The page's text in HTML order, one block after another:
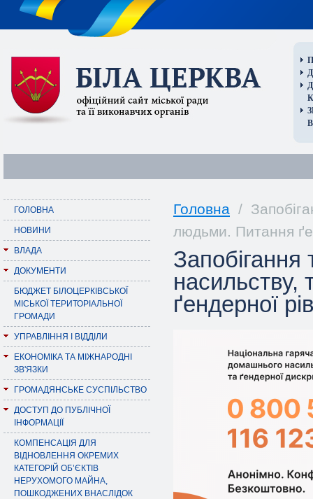
ГОЛОВНА
НОВИНИ
ВЛАДА
ДОКУМЕНТИ
БЮДЖЕТ БІЛОЦЕРКІВСЬКОЇ
МІСЬКОЇ ТЕРИТОРІАЛЬНОЇ
ГРОМАДИ
УПРАВЛІННЯ І ВІДДІЛИ
ЕКОНОМІКА ТА МІЖНАРОДНІ
ЗВ'ЯЗКИ
ГРОМАДЯНСЬКЕ СУСПІЛЬСТВО
ДОСТУП ДО ПУБЛІЧНОЇ
ІНФОРМАЦІЇ
КОМПЕНСАЦІЯ ДЛЯ
ВІДНОВЛЕННЯ ОКРЕМИХ
КАТЕГОРІЙ ОБ’ЄКТІВ
НЕРУХОМОГО МАЙНА,
ПОШКОДЖЕНИХ ВНАСЛІДОК
Головна /
людьми. Питання
насильству,
ґендерної